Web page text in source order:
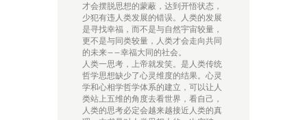
才会摆脱思想的蒙蔽，达到开悟状态，
少犯有违人类发展的错误。人类的发展
是寻找幸福，而不是与自然宇宙较量，
更不是与同类较量，人类才会走向共同
的未来——幸福大同的社会。
人类一思考，上帝就发笑。是人类传统
哲学思想缺少了心灵维度的结果。心灵
学和心相学哲学体系的建立，可以让人
类站上五维的角度去看世界，看自己，
人类的思考必定会越来越接近人类的真